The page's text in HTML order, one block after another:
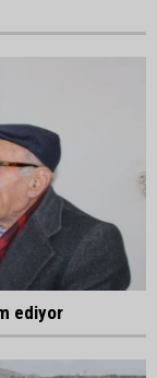
ediyor